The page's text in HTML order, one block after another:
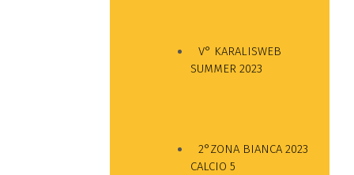
V° KARALISWEB
SUMMER 2023
2°ZONA BIANCA 2023
CALCIO 5